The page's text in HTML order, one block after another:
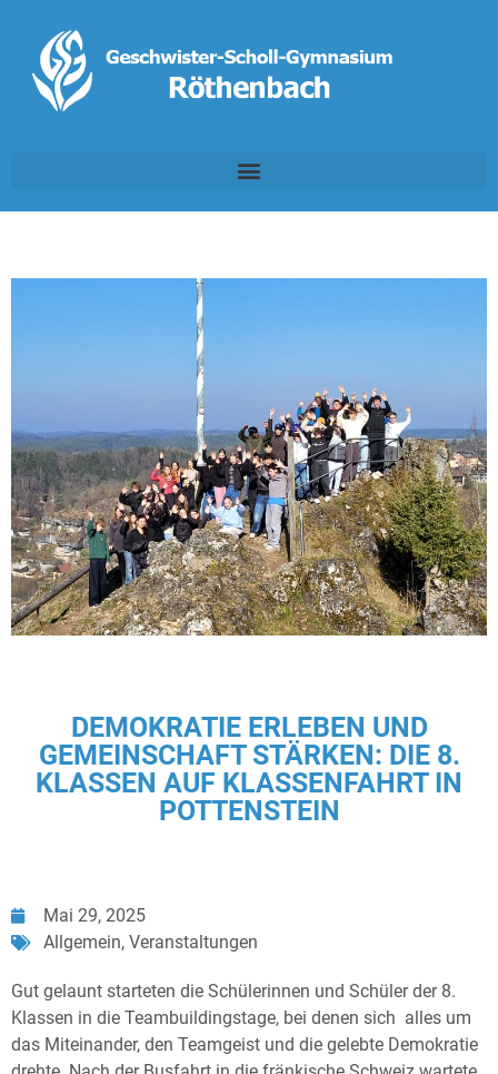
DEMOKRATIE ERLEBEN UND
GEMEINSCHAFT STÄRKEN: DIE 8.
KLASSEN AUF KLASSENFAHRT IN
POTTENSTEIN
Mai 29, 2025
Allgemein, Veranstaltungen
Gut gelaunt starteten die Schülerinnen und Schüler der 8.
Klassen in die Teambuildingstage, bei denen sich alles um
das Miteinander, den Teamgeist und die gelebte Demokratie